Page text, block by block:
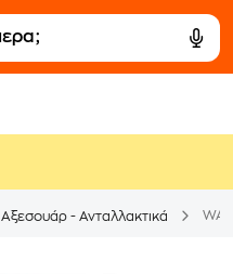
Αξεσουάρ - Ανταλλακτικά